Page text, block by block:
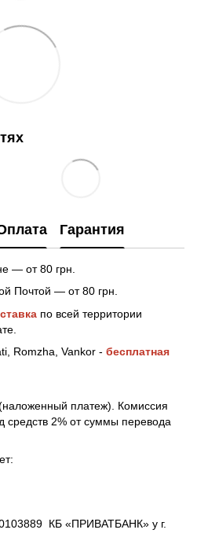
Гарантия
— от 80 грн.
Почтой — от 80 грн.
по всей территории
Romzha, Vankor - бесплатная
платеж). Комиссия
средств 2% от суммы перевода
КБ «ПРИВАТБАНК» у г.